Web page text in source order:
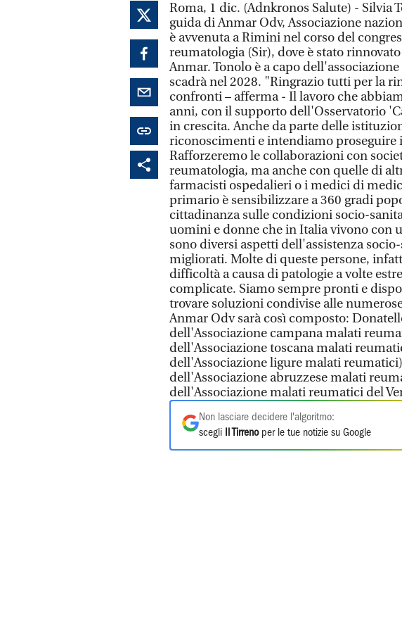
Roma, 1 dic. (Adnkronos Salute) - Silvia
guida di Anmar Odv, Associazione
è avvenuta a Rimini nel corso del
reumatologia (Sir), dove è stato
Anmar. Tonolo è a capo
scadrà nel 2028. "Ringrazio tutti per la
confronti – afferma - Il lavoro che
anni, con il supporto dell'Osservatorio
in crescita. Anche da parte delle
riconoscimenti e intendiamo proseguire
Rafforzeremo le collaborazioni con
reumatologia, ma anche con quelle di
farmacisti ospedalieri o i medici di
primario è sensibilizzare a 360 gradi
cittadinanza sulle condizioni socio-
uomini e donne che in Italia vivono con
sono diversi aspetti dell'assistenza
migliorati. Molte di queste persone,
difficoltà a causa di patologie a volte
complicate. Siamo sempre pronti e
trovare soluzioni condivise alle
Anmar Odv sarà così composto:
dell'Associazione campana malati
dell'Associazione toscana malati
dell'Associazione ligure malati
dell'Associazione abruzzese malati
dell'Associazione malati reumatici del
Non lasciare decidere l'algoritmo:
scegli
Il Tirrenoper le tue notizie su Google